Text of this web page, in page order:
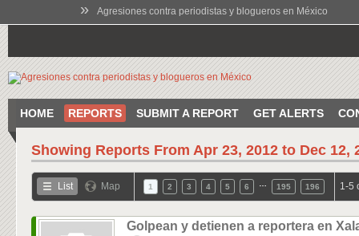
» Agresiones contra periodistas y blogueros en México
HOME REPORTS SUBMIT A REPORT GET ALERTS
Showing Reports From Apr 23, 2012 to Dec 12,
List Map 1 2 3 4 5 6 195 196 1-5
Golpean y detienen a reportera en